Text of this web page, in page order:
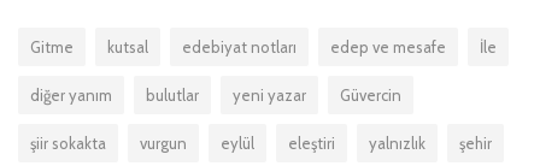
Gitme kutsal edebiyat notları edep ve mesafe İle
diğer yanım bulutlar yeni yazar Güvercin
şiir sokakta vurgun eylül eleştiri yalnızlık şehir